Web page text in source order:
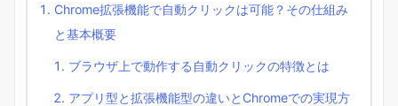
Chrome拡張機能で自動クリックは可能？その仕組み
と基本概要
ブラウザ上で動作する自動クリックの特徴とは
アプリ型と拡張機能型の違いとChromeでの実現方